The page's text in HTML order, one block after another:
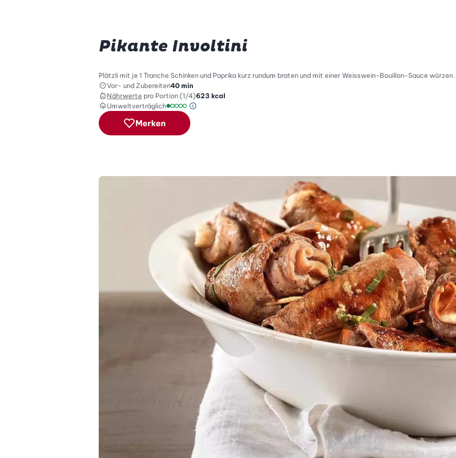
Pikante Involtini
Plätzli mit je 1 Tranche Schinken und Paprika kurz rundum braten und mit einer Weisswein-Bouillon-Sauce
Vor- und Zubereiten40 min
Nährwerte pro Portion (1/4)623 kcal
Umweltverträglich
Umweltverträglichkeitsskala: 1 von 5
Green Betty Skala Info
Merken